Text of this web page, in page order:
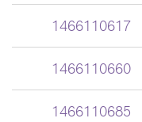
1466110617
1466110660
1466110685